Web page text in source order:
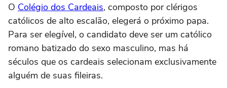
O Colégio dos Cardeais, composto por clérigos
católicos de alto escalão, elegerá o próximo papa.
Para ser elegível, o candidato deve ser um católico
romano batizado do sexo masculino, mas há
séculos que os cardeais selecionam exclusivamente
alguém de suas fileiras.